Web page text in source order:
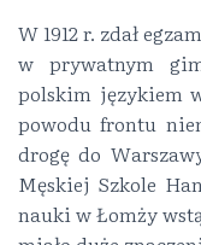
W 1912 r. zdał
w prywatnym
polskim językiem
powodu frontu
drogę do
Męskiej Szkole
nauki w Łomży